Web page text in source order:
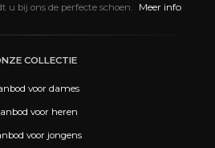
u bij ons de perfecte schoen.
Meer info
COLLECTIE
voor dames
voor heren
voor jongens